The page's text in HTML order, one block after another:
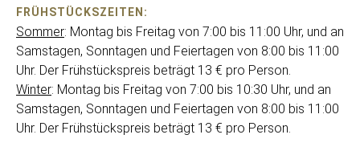
FRÜHSTÜCKSZEITEN:
Sommer: Montag bis Freitag von 7:00 bis 11:00 Uhr, und an
Samstagen, Sonntagen und Feiertagen von 8:00 bis 11:00
Uhr. Der Frühstückspreis beträgt 13 € pro Person.
Winter: Montag bis Freitag von 7:00 bis 10:30 Uhr, und an
Samstagen, Sonntagen und Feiertagen von 8:00 bis 11:00
Uhr. Der Frühstückspreis beträgt 13 € pro Person.